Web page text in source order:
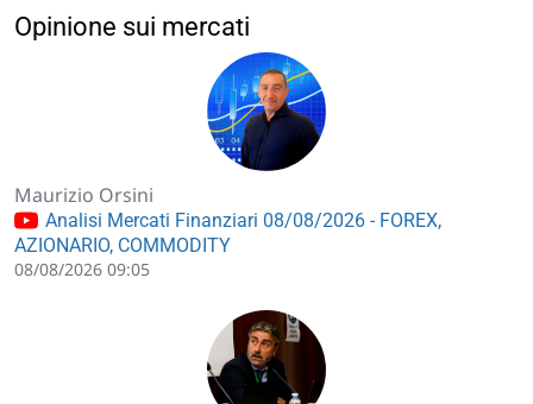
Opinione sui mercati
Maurizio Orsini
Analisi Mercati Finanziari 08/08/2026 - FOREX,
AZIONARIO, COMMODITY
08/08/2026 09:05